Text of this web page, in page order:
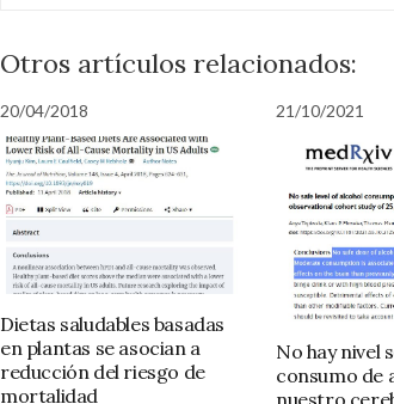
Otros artículos relacionados:
20/04/2018
Dietas saludables basadas
en plantas se asocian a
reducción del riesgo de
mortalidad
21/10/2021
No hay nivel
consumo de